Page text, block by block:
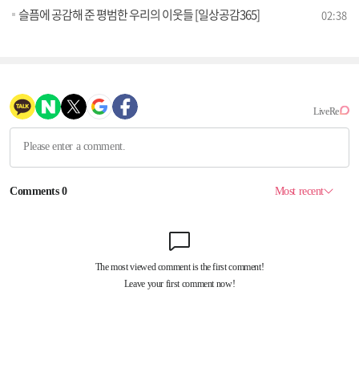
슬픔에 공감해 준 평범한 우리의 이웃들 [일상공감365] 02:38